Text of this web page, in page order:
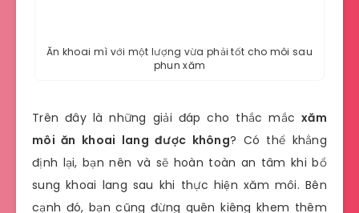
Ăn khoai mì với một lượng vừa phải tốt cho môi sau
phun xăm
Trên đây là những giải đáp cho thắc mắcxăm
môi ăn khoai lang được không? Có thể khẳng
định lại, bạn nên và sẽ hoàn toàn an tâm khi bổ
sung khoai lang sau khi thực hiện xăm môi. Bên
cạnh đó, bạn cũng đừng quên kiêng khem thêm